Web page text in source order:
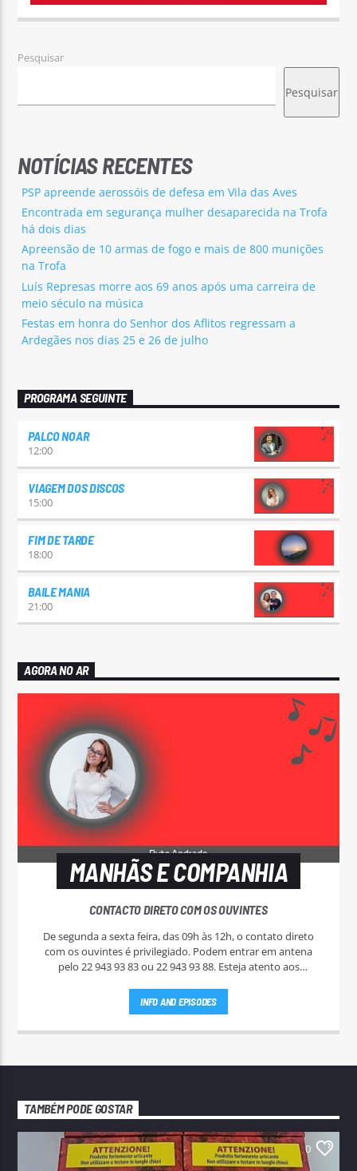
Pesquisar
Pesquisar
NOTÍCIAS RECENTES
PSP apreende aerossóis de defesa em Vila das Aves
Encontrada em segurança mulher desaparecida na Trofa
há dois dias
Apreensão de 10 armas de fogo e mais de 800 munições
na Trofa
Luís Represas morre aos 69 anos após uma carreira de
meio século na música
Festas em honra do Senhor dos Aflitos regressam a
Ardegães nos dias 25 e 26 de julho
PROGRAMA SEGUINTE
PALCO NOAR
12:00
VIAGEM DOS DISCOS
15:00
FIM DE TARDE
18:00
BAILE MANIA
21:00
AGORA NO AR
MANHÃS E COMPANHIA
CONTACTO DIRETO COM OS OUVINTES
De segunda a sexta feira, das 09h às 12h, o contato direto
com os ouvintes é privilegiado. Podem entrar em antena
pelo 22 943 93 83 ou 22 943 93 88. Esteja atento aos
INFO AND EPISODES
TAMBÉM PODE GOSTAR
0